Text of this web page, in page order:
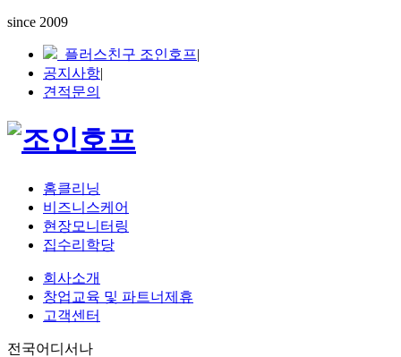
since 2009
플러스친구 조인호프|
공지사항|
견적문의
홈클리닝
비즈니스케어
현장모니터링
집수리학당
회사소개
창업교육 및 파트너제휴
고객센터
전국어디서나